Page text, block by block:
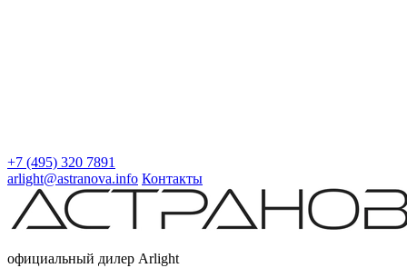
+7 (495) 320 7891
arlight@astranova.info Контакты
официальный дилер Arlight